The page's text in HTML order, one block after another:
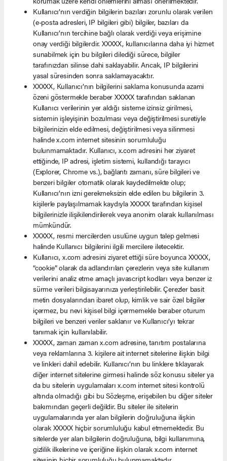
Kullanıcı’nın verdiğin bilgilerin bazıları zorunlu olarak verilen
(e-posta adresleri, IP bilgileri gibi) bilgiler, bazıları da
Kullanıcı’nın tercihine bağlı olarak verdiği veya erişimine
onay verdiği bilgilerdir. XXXXX, kullanıcılarına daha iyi hizmet
sunabilmek için bu bilgileri dilediği sürece, bilgiler
tarafınızdan silinse dahi saklayabilir. Ancak, IP bilgilerini
yasal süresinden sonra saklamayacaktır.
XXXXX, Kullanıcı’nın bilgilerini saklama konusunda azami
özeni göstermekle beraber XXXXX tarafından saklanan
Kullanıcı verilerinin yer aldığı sisteme izinsiz girilmesi,
sistemin işleyişinin bozulması veya değiştirilmesi suretiyle
bilgilerinizin elde edilmesi, değiştirilmesi veya silinmesi
halinde x.com internet sitesinin sorumluluğu
bulunmamaktadır. Kullanıcı, x.com adresini her ziyaret
ettiğinde, IP adresi, işletim sistemi, kullandığı tarayıcı
(Explorer, Chrome vs.), bağlantı zamanı, süre bilgileri ve
benzeri bilgiler otomatik olarak kaydedilmekte olup;
Kullanıcı’nın izni gerekmeksizin elde edilen bu bilgilerin 3.
kişilerle paylaşılmamak kaydıyla XXXXX tarafından kişisel
bilgilerinizle ilişikilendirilerek veya anonim olarak kullanılması
mümkündür.
XXXXX, resmi mercilerden usulüne uygun talep gelmesi
halinde Kullanıcı bilgilerini ilgili mercilere iletecektir.
Kullanıcı, x.com adresini ziyaret ettiği süre boyunca XXXXX,
“cookie” olarak da adlandırılan çerezlerin veya site kullanım
verilerini analiz etme amaçlı javascript kodları veya benzer iz
sürme verileri bilgisayarınıza yerleştirilebilir. Çerezler basit
metin dosyalarından ibaret olup, kimlik ve sair özel bilgiler
içermez, bu nevi kişisel bilgi içermemekle beraber oturum
bilgileri ve benzeri veriler saklanır ve Kullanıcı’yı tekrar
tanımak için kullanılabilir.
XXXXX, zaman zaman x.com adresine, tanıtım postalarına
veya reklamlarına 3. kişilere ait internet sitelerine ilişkin bilgi
ve linkleri dahil edebilir. Kullanıcı’nın bu linklere tıklayarak
diğer internet sitelerine girmesi halinde söz konusu siteler ya
da bu sitelerin uygulamaları x.com internet sitesi kontrolü
altında olmadığı gibi bu Sözleşme, erişebilen bu diğer siteler
bakımından geçerli değildir. Bu siteler ile sitelerin
uygulamalarında yer alan bilgilerin doğruluğuna ilişkin
olarak XXXXX hiçbir sorumluluğu kabul etmemektedir. Bu
sitelerde yer alan bilgilerin doğruluğuna, bilgi kullanımına,
gizlilik ilkelerine ve içeriğine ilişkin olarak x.com internet